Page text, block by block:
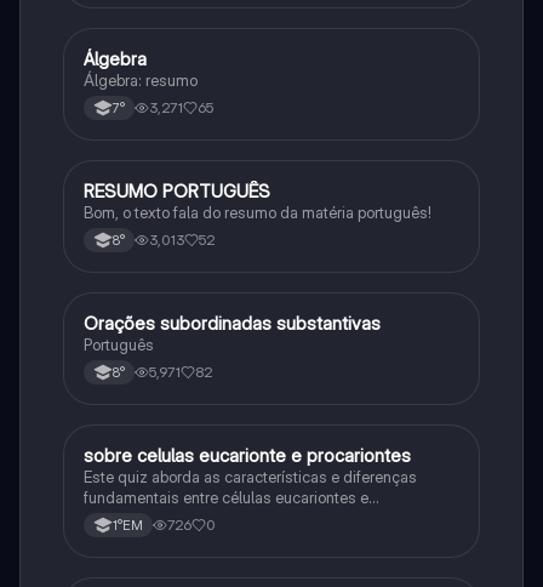
Matematica
Álgebra
Álgebra: resumo
7° 3,271 65
Português
RESUMO PORTUGUÊS
Bom, o texto fala do resumo da matéria português!
8° 3,013 52
Português
Orações subordinadas substantivas
Português
8° 5,971 82
Biologia
sobre celulas eucarionte e procariontes
Este quiz aborda as características e diferenças
fundamentais entre células eucariontes e
procariontes.
1°EM 726 0